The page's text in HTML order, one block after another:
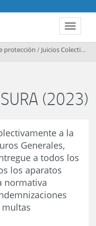
Toggle
protección / Juicios Colectivos
(2023)
a la
Generales,
a todos los
los aparatos
normativa